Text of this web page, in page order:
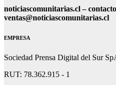
noticiascomunitarias.cl –
ventas@noticiascomunitarias.cl
EMPRESA
Sociedad Prensa Digital del Sur
RUT: 78.362.915 - 1